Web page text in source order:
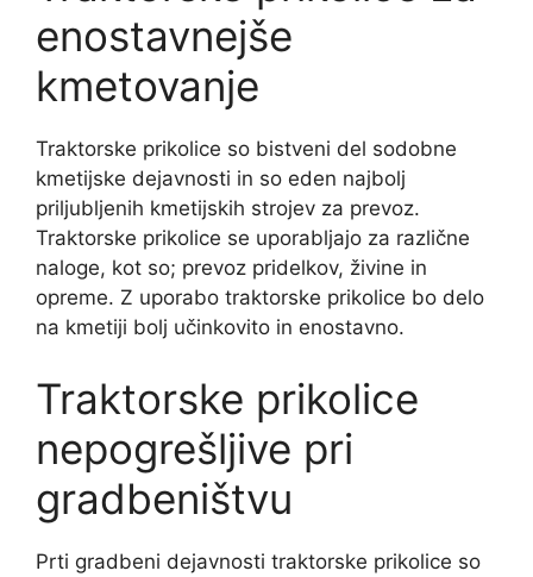
enostavnejše
kmetovanje
Traktorske prikolice so bistveni del sodobne
kmetijske dejavnosti in so eden najbolj
priljubljenih kmetijskih strojev za prevoz.
Traktorske prikolice se uporabljajo za različne
naloge, kot so; prevoz pridelkov, živine in
opreme. Z uporabo traktorske prikolice bo delo
na kmetiji bolj učinkovito in enostavno.
Traktorske prikolice
nepogrešljive pri
gradbeništvu
Prti gradbeni dejavnosti traktorske prikolice so